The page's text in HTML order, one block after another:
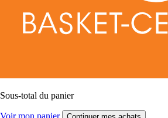
Sous-total du panier
Voir mon panier